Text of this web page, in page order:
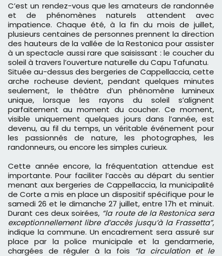
C’est un rendez-vous que les amateurs de randonnée
et de phénomènes naturels attendent avec
impatience. Chaque été, à la fin du mois de juillet,
plusieurs centaines de personnes prennent la direction
des hauteurs de la vallée de la Restonica pour assister
à un spectacle aussi rare que saisissant : le coucher du
soleil à travers l’ouverture naturelle du Capu Tafunatu.
Située au-dessus des bergeries de Cappellaccia, cette
arche rocheuse devient, pendant quelques minutes
seulement, le théâtre d’un phénomène lumineux
unique, lorsque les rayons du soleil s’alignent
parfaitement au moment du coucher. Ce moment,
visible uniquement quelques jours dans l’année, est
devenu, au fil du temps, un véritable événement pour
les passionnés de nature, les photographes, les
randonneurs, ou encore les simples curieux.
Cette année encore, la fréquentation attendue est
importante. Pour faciliter l’accès au départ du sentier
menant aux bergeries de Cappellaccia, la municipalité
de Corte a mis en place un dispositif spécifique pour le
samedi 26 et le dimanche 27 juillet, entre 17h et minuit.
Durant ces deux soirées, “la route de la Restonica sera
exceptionnellement libre d’accès jusqu’à la Frassetta”,
indique la commune. Un encadrement sera assuré sur
place par la police municipale et la gendarmerie,
chargées de réguler à la fois “la circulation et le